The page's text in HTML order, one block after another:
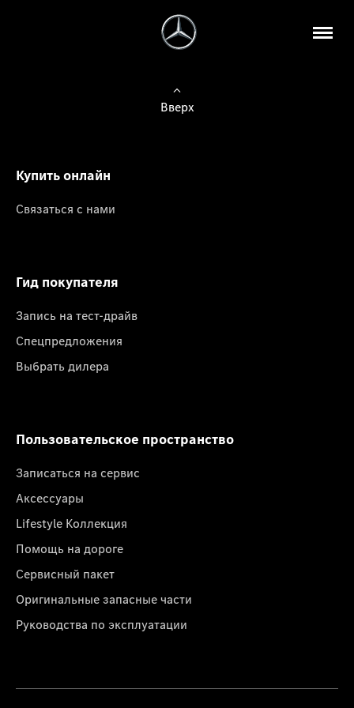
Вверх
Купить онлайн
Связаться с нами
Гид покупателя
Запись на тест-драйв
Спецпредложения
Выбрать дилера
Пользовательское пространство
Записаться на сервис
Аксессуары
Lifestyle Коллекция
Помощь на дороге
Сервисный пакет
Оригинальные запасные части
Руководства по эксплуатации